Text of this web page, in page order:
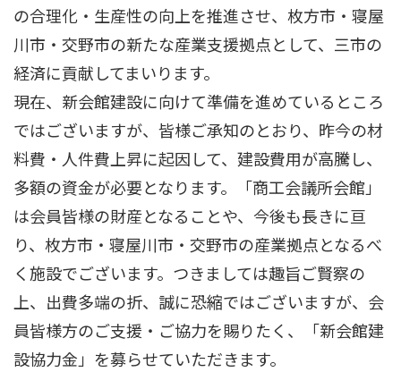
の合理化・生産性の向上を推進させ、枚方市・寝屋
川市・交野市の新たな産業支援拠点として、三市の
経済に貢献してまいります。
現在、新会館建設に向けて準備を進めているところ
ではございますが、皆様ご承知のとおり、昨今の材
料費・人件費上昇に起因して、建設費用が高騰し、
多額の資金が必要となります。「商工会議所会館」
は会員皆様の財産となることや、今後も長きに亘
り、枚方市・寝屋川市・交野市の産業拠点となるべ
く施設でございます。つきましては趣旨ご賢察の
上、出費多端の折、誠に恐縮ではございますが、会
員皆様方のご支援・ご協力を賜りたく、「新会館建
設協力金」を募らせていただきます。